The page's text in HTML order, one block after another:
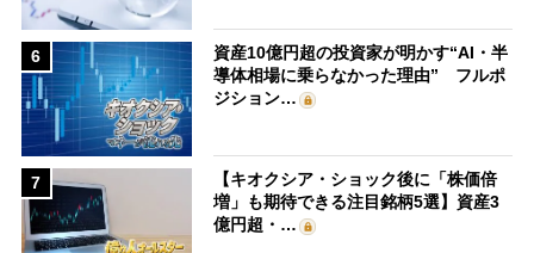
6
資産10億円超の投資家が明かす“AI・半
導体相場に乗らなかった理由” フルポ
ジション…
7
【キオクシア・ショック後に「株価倍
増」も期待できる注目銘柄5選】資産3
億円超・…